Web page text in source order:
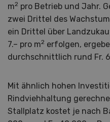
m2 pro Betrieb und Jahr.
zwei Drittel des
ein Drittel über
7.– pro m2 erfolgen,
durchschnittlich rund Fr.
Mit ähnlich hohen
Rindviehhaltung
Stallplatz kostet je nach